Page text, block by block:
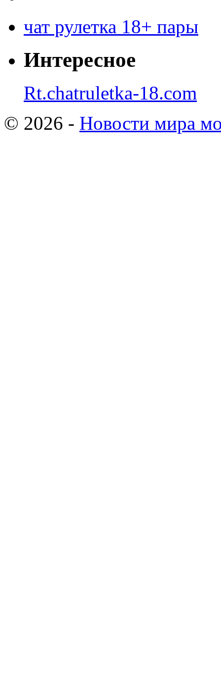
чат рулетка 18+ пары
Интересное
Rt.chatruletka-18.com
© 2026 - Новости мира